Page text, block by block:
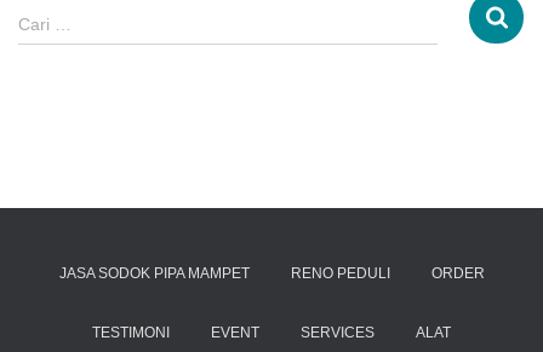
Cari …
JASA SODOK PIPA MAMPET RENO PEDULI ORDER
TESTIMONI EVENT SERVICES ALAT